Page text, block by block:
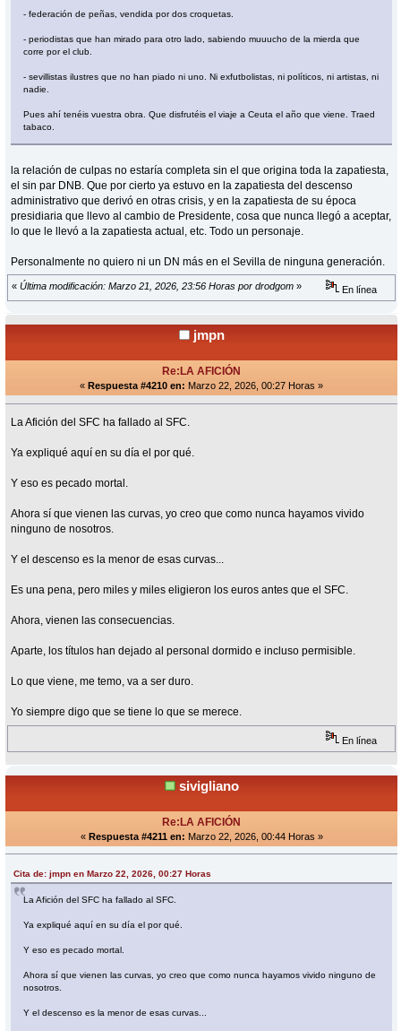
- federación de peñas, vendida por dos croquetas.
- periodistas que han mirado para otro lado, sabiendo muuucho de la mierda que
corre por el club.
- sevillistas ilustres que no han piado ni uno. Ni exfutbolistas, ni políticos, ni artistas, ni
nadie.
Pues ahí tenéis vuestra obra. Que disfrutéis el viaje a Ceuta el año que viene. Traed
tabaco.
la relación de culpas no estaría completa sin el que origina toda la zapatiesta,
el sin par DNB. Que por cierto ya estuvo en la zapatiesta del descenso
administrativo que derivó en otras crisis, y en la zapatiesta de su época
presidiaria que llevo al cambio de Presidente, cosa que nunca llegó a aceptar,
lo que le llevó a la zapatiesta actual, etc. Todo un personaje.
Personalmente no quiero ni un DN más en el Sevilla de ninguna generación.
« Última modificación: Marzo 21, 2026, 23:56 Horas por drodgom » En línea
jmpn
Re:LA AFICIÓN
« Respuesta #4210 en: Marzo 22, 2026, 00:27 Horas »
La Afición del SFC ha fallado al SFC.
Ya expliqué aquí en su día el por qué.
Y eso es pecado mortal.
Ahora sí que vienen las curvas, yo creo que como nunca hayamos vivido
ninguno de nosotros.
Y el descenso es la menor de esas curvas...
Es una pena, pero miles y miles eligieron los euros antes que el SFC.
Ahora, vienen las consecuencias.
Aparte, los títulos han dejado al personal dormido e incluso permisible.
Lo que viene, me temo, va a ser duro.
Yo siempre digo que se tiene lo que se merece.
En línea
sivigliano
Re:LA AFICIÓN
« Respuesta #4211 en: Marzo 22, 2026, 00:44 Horas »
Cita de: jmpn en Marzo 22, 2026, 00:27 Horas
La Afición del SFC ha fallado al SFC.
Ya expliqué aquí en su día el por qué.
Y eso es pecado mortal.
Ahora sí que vienen las curvas, yo creo que como nunca hayamos vivido ninguno de
nosotros.
Y el descenso es la menor de esas curvas...